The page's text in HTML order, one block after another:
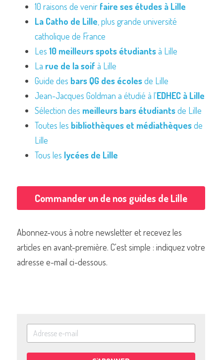
10 raisons de venir faire ses études à Lille
La Catho de Lille , plus grande université
catholique de France
Les 10 meilleurs spots étudiants à Lille
La rue de la soif à Lille
Guide des bars QG des écoles de Lille
Jean-Jacques Goldman a étudié à l'EDHEC à Lille
Sélection des meilleurs bars étudiants de Lille
Toutes les bibliothèques et médiathèques de
Lille
Tous les lycées de Lille
Commander un de nos guides de Lille
Abonnez-vous à notre newsletter et recevez les
articles en avant-première. C'est simple : indiquez votre
adresse e-mail ci-dessous.